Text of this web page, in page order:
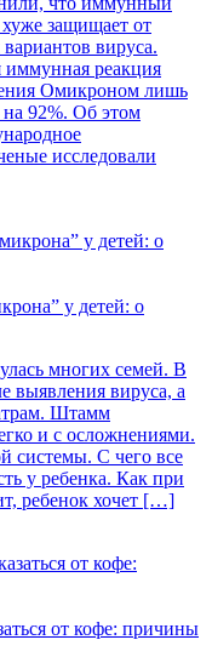
защищает от
вируса.
иммунная реакция
Омикроном лишь
на 92%. Об этом
исследовали
у детей: о
многих семей. В
выявления вируса, а
Штамм
и с осложнениями.
системы. С чего все
у ребенка. Как при
ребенок хочет […]
от кофе: причины